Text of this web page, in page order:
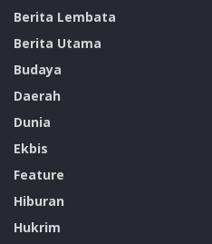
Berita Lembata
Berita Utama
Budaya
Daerah
Dunia
Ekbis
Feature
Hiburan
Hukrim